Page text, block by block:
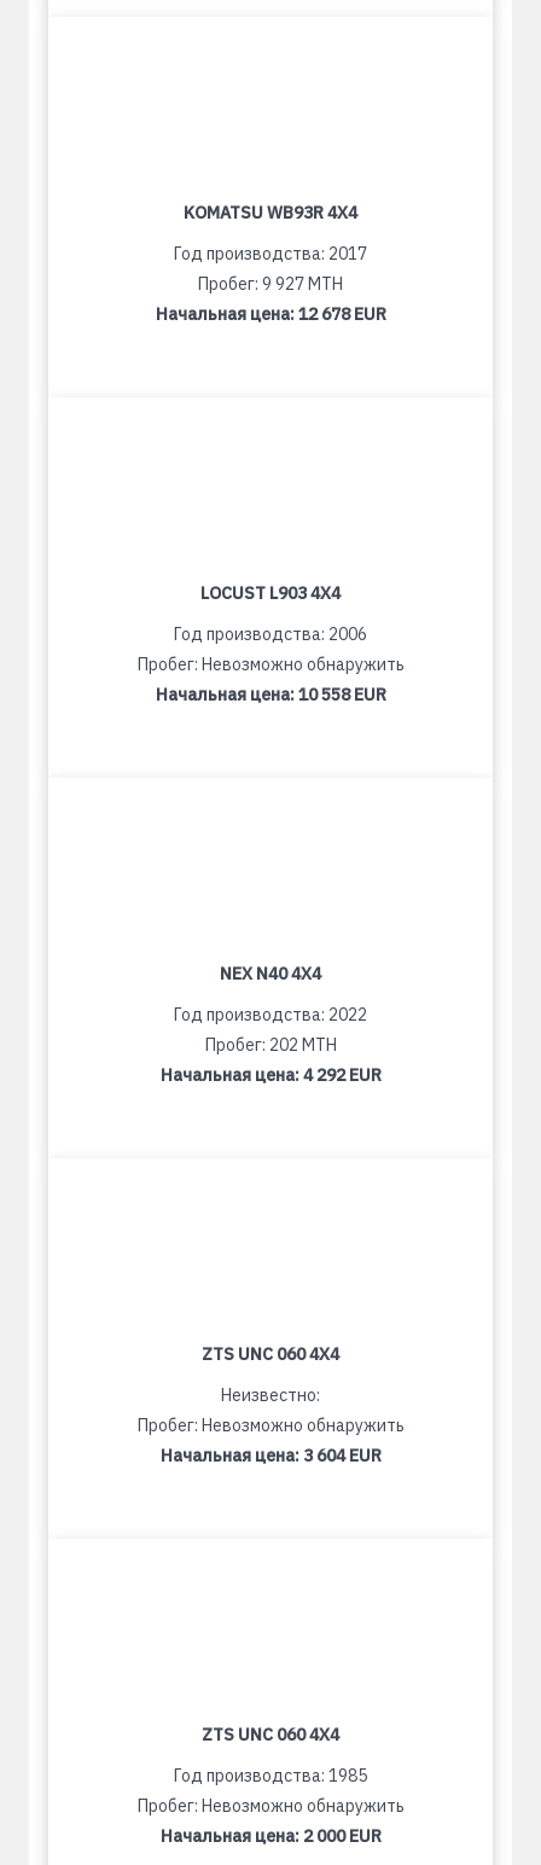
KOMATSU WB93R 4X4
Год производства: 2017
Пробег: 9 927 MTH
Начальная цена:12 678 EUR
LOCUST L903 4X4
Год производства: 2006
Пробег: Невозможно обнаружить
Начальная цена:10 558 EUR
NEX N40 4X4
Год производства: 2022
Пробег: 202 MTH
Начальная цена:4 292 EUR
ZTS UNC 060 4X4
Неизвестно:
Пробег: Невозможно обнаружить
Начальная цена: 3 604 EUR
ZTS UNC 060 4X4
Год производства: 1985
Пробег: Невозможно обнаружить
Начальная цена: 2 000 EUR